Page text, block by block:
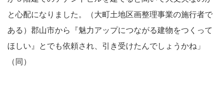
と心配になりました。（大町土地区画整理事業の施行者で
ある）郡山市から『魅力アップにつながる建物をつくって
ほしい』とでも依頼され、引き受けたんでしょうかね」
（同）